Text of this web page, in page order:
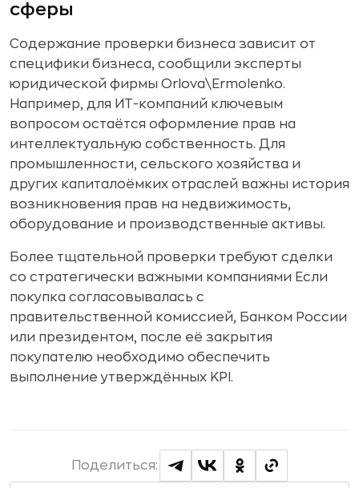
сферы
Содержание проверки бизнеса зависит от
специфики бизнеса, сообщили эксперты
юридической фирмы Orlova\Ermolenko.
Например, для ИТ-компаний ключевым
вопросом остаётся оформление прав на
интеллектуальную собственность. Для
промышленности, сельского хозяйства и
других капиталоёмких отраслей важны история
возникновения прав на недвижимость,
оборудование и производственные активы.
Более тщательной проверки требуют сделки
со стратегически важными компаниями Если
покупка согласовывалась с
правительственной комиссией, Банком России
или президентом, после её закрытия
покупателю необходимо обеспечить
выполнение утверждённых KPI.
Поделиться: